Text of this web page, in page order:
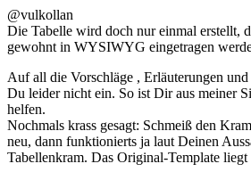
@vulkollan
Die Tabelle wird doch nur einmal erstellt,
gewohnt in WYSIWYG eingetragen
Auf all die Vorschläge , Erläuterungen
Du leider nicht ein. So ist Dir aus meiner
helfen.
Nochmals krass gesagt: Schmeiß den
neu, dann funktionierts ja laut Deinen
Tabellenkram. Das Original-Template